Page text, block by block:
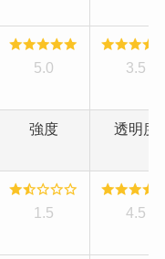
5.0 3.5
強度 透明度
1.5 4.5